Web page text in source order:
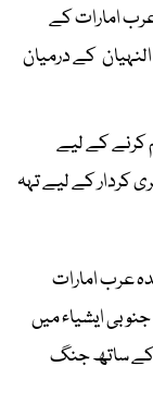
امارات کے
کے درمیان
کرنے کے لیے
کردار کے لیے تہہ
عرب امارات
ایشیاء میں
کے ساتھ جنگ